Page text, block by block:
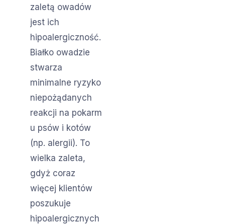
zaletą owadów
jest ich
hipoalergiczność.
Białko owadzie
stwarza
minimalne ryzyko
niepożądanych
reakcji na pokarm
u psów i kotów
(np. alergii). To
wielka zaleta,
gdyż coraz
więcej klientów
poszukuje
hipoalergicznych